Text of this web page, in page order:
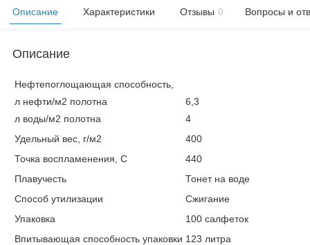
Описание Характеристики Отзывы 0 Вопросы и
Описание
Нефтепоглощающая способность,
л нефти/м2 полотна
л воды/м2 полотна
6,3
4
Удельный вес, г/м2
400
Точка воспламенения, C
440
Плавучесть
Тонет на воде
Способ утилизации
Сжигание
Упаковка
100 салфеток
Впитывающая способность упаковки 123 литра